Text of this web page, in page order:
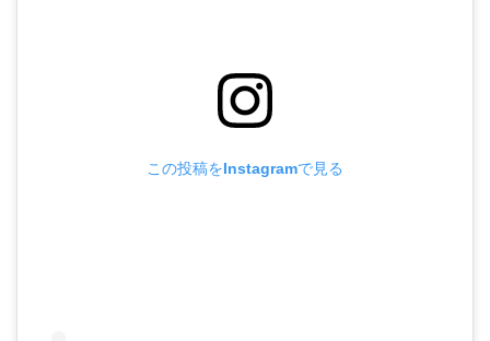
この投稿をInstagramで見る